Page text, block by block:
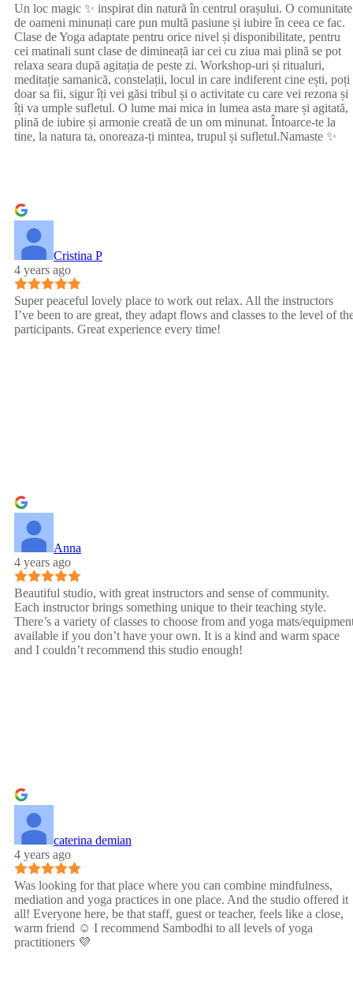
Un loc magic ✨ inspirat din natură în centrul orașului. O comunitate
de oameni minunați care pun multă pasiune și iubire în ceea ce fac.
Clase de Yoga adaptate pentru orice nivel și disponibilitate, pentru
cei matinali sunt clase de dimineață iar cei cu ziua mai plină se pot
relaxa seara după agitația de peste zi. Workshop-uri și ritualuri,
meditație samanică, constelații, locul in care indiferent cine ești, poți
doar sa fii, sigur îți vei găsi tribul și o activitate cu care vei rezona și
îți va umple sufletul. O lume mai mica in lumea asta mare și agitată,
plină de iubire și armonie creată de un om minunat. Întoarce-te la
tine, la natura ta, onoreaza-ți mintea, trupul și sufletul.Namaste ✨
Cristina P
4 years ago
Super peaceful lovely place to work out relax. All the instructors
I’ve been to are great, they adapt flows and classes to the level of
participants. Great experience every time!
Anna
4 years ago
Beautiful studio, with great instructors and sense of community.
Each instructor brings something unique to their teaching style.
There’s a variety of classes to choose from and yoga mats/
available if you don’t have your own. It is a kind and warm space
and I couldn’t recommend this studio enough!
caterina demian
4 years ago
Was looking for that place where you can combine mindfulness,
mediation and yoga practices in one place. And the studio offered it
all! Everyone here, be that staff, guest or teacher, feels like a close,
warm friend ☺️ I recommend Sambodhi to all levels of yoga
practitioners 💜